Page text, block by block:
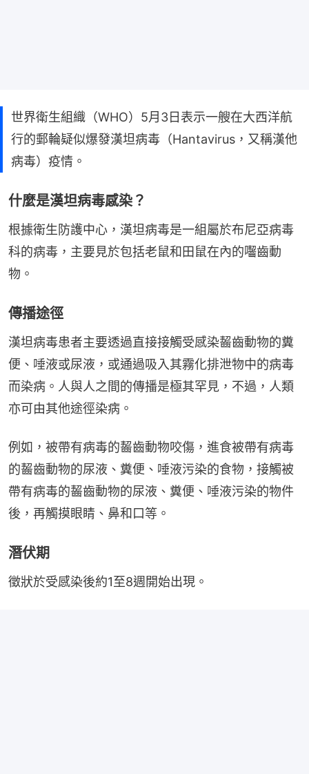
世界衛生組織（WHO）5月3日表示一艘在大西洋航
行的郵輪疑似爆發漢坦病毒（Hantavirus，又稱漢他
病毒）疫情。
什麼是漢坦病毒感染？
根據衛生防護中心，漢坦病毒是一組屬於布尼亞病毒
科的病毒，主要見於包括老鼠和田鼠在內的囓齒動
物。
傳播途徑
漢坦病毒患者主要透過直接接觸受感染齧齒動物的糞
便、唾液或尿液，或通過吸入其霧化排泄物中的病毒
而染病。人與人之間的傳播是極其罕見，不過，人類
亦可由其他途徑染病。
例如，被帶有病毒的齧齒動物咬傷，進食被帶有病毒
的齧齒動物的尿液、糞便、唾液污染的食物，接觸被
帶有病毒的齧齒動物的尿液、糞便、唾液污染的物件
後，再觸摸眼睛、鼻和口等。
潛伏期
徵狀於受感染後約1至8週開始出現。